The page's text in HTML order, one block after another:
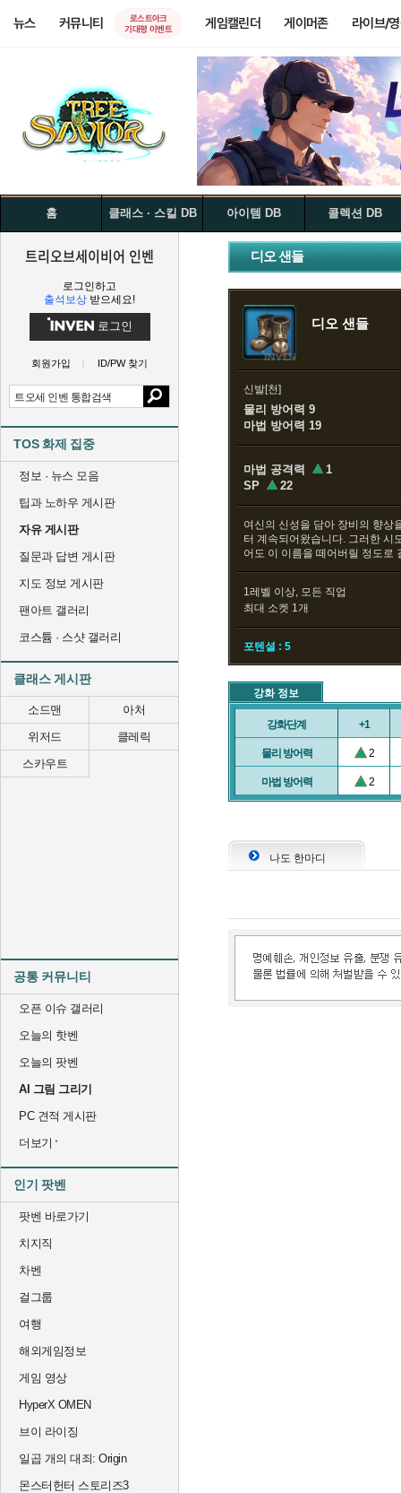
뉴스 커뮤니티
로스트아크
기대평 이벤트
게임캘린더 게이머존 라이브/
홈 클래스 · 스킬 DB 아이템 DB 콜렉션 DB
트리오브세이비어 인벤
로그인하고
출석보상 받으세요!
로그인
회원가입 ID/PW 찾기
TOS 화제 집중
정보 · 뉴스 모음
팁과 노하우 게시판
자유 게시판
질문과 답변 게시판
지도 정보 게시판
팬아트 갤러리
코스튬 · 스샷 갤러리
클래스 게시판
소드맨
아처
위저드
클레릭
스카우트
공통 커뮤니티
오픈 이슈 갤러리
오늘의 핫벤
오늘의 팟벤
AI 그림 그리기
PC 견적 게시판
더보기
인기 팟벤
팟벤 바로가기
치지직
차벤
걸그룹
여행
해외게임정보
게임 영상
HyperX OMEN
브이 라이징
일곱 개의 대죄: Origin
몬스터헌터 스토리즈3
디오 샌들
디오 샌들
신발[천]
물리 방어력 9
마법 방어력 19
마법 공격력
1
SP
22
여신의 신성을 담아 장비의 향상
터 계속되어왔습니다. 그러한 시
어도 이 이름을 떼어버릴 정도로
1레벨 이상, 모든 직업
최대 소켓 1개
포텐셜 : 5
강화 정보
강화단계 +1
물리 방어력 2
마법 방어력 2
나도 한마디